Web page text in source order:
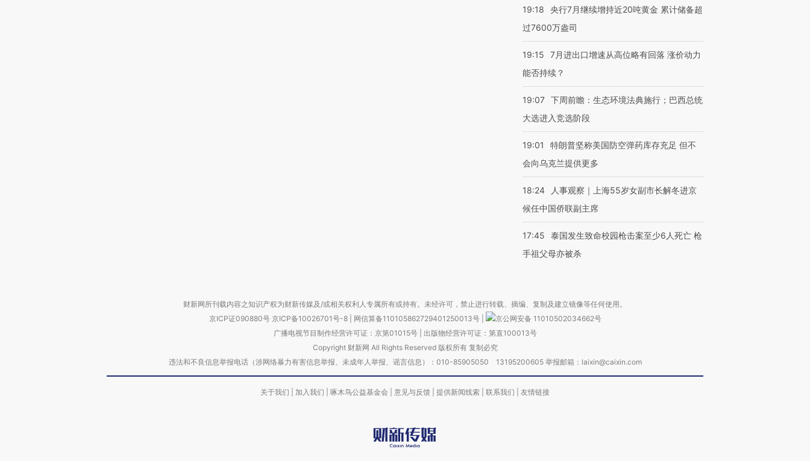
19:18
央行7月继续增持近20吨黄金 累计储备超
过7600万盎司
19:15
7月进出口增速从高位略有回落 涨价动力
能否持续？
19:07 下周前瞻：生态环境法典施行；巴西总统
大选进入竞选阶段
19:01
特朗普坚称美国防空弹药库存充足 但不
会向乌克兰提供更多
18:24
人事观察｜上海55岁女副市长解冬进京
候任中国侨联副主席
17:45
泰国发生致命校园枪击案至少6人死亡 枪
手祖父母亦被杀
财新网所刊载内容之知识产权为财新传媒及/或相关权利人专属所有或持有。未经许可，禁止进行转载、摘编、复制及建立镜像等任何使用。
京ICP证090880号 京ICP备10026701号-8 网信算备110105862729401250013号
京公网安备 11010502034662号
广播电视节目制作经营许可证：京第01015号| 出版物经营许可证：第直100013号
Copyright 财新网 All Rights Reserved 版权所有 复制必究
违法和不良信息举报电话（涉网络暴力有害信息举报、未成年人举报、谣言信息）：010-85905050 13195200605 举报邮箱：laixin@caixin.com
关于我们 加入我们 啄木鸟公益基金会 意见与反馈 提供新闻线索 联系我们 友情链接